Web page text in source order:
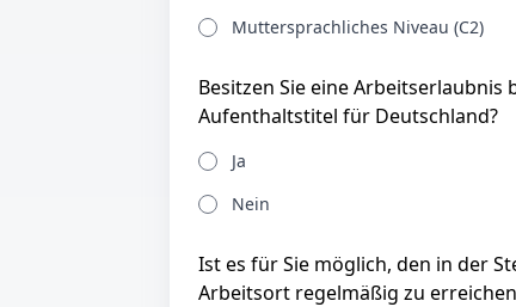
Muttersprachliches Niveau (C2)
Besitzen Sie eine Arbeitserlaubnis
Aufenthaltstitel für Deutschland?
Ja
Nein
Ist es für Sie möglich, den in der
Arbeitsort regelmäßig zu